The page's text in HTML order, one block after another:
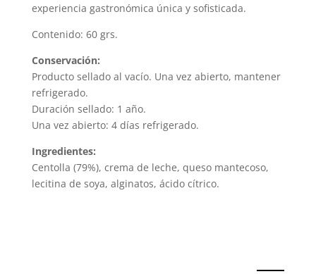
experiencia gastronómica única y sofisticada.
Contenido: 60 grs.
Conservación:
Producto sellado al vacío. Una vez abierto, mantener
refrigerado.
Duración sellado: 1 año.
Una vez abierto: 4 días refrigerado.
Ingredientes:
Centolla (79%), crema de leche, queso mantecoso,
lecitina de soya, alginatos, ácido cítrico.